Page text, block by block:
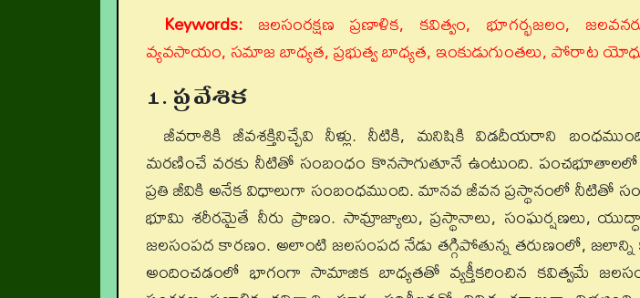
Keywords: జలసంరక్షణ ప్రణాళిక, కవిత్వం, భూగర్భజలం,
వ్యవసాయం, సమాజ బాధ్యత, ప్రభుత్వ బాధ్యత, ఇంకుడుగుంతలు, పోరాట
1. ప్రవేశిక
జీవరాశికి జీవశక్తినిచ్చేవి నీళ్లు. నీటికి, మనిషికి విడదీయరాని
మరణించే వరకు నీటితో సంబంధం కొనసాగుతూనే ఉంటుంది.
ప్రతి జీవికి అనేక విధాలుగా సంబంధముంది. మానవ జీవన ప్రస్థానంలో నీటితో
భూమి శరీరమైతే నీరు ప్రాణం. సామ్రాజ్యాలు, ప్రస్థానాలు, సంఘర్షణలు,
జలసంపద కారణం. అలాంటి జలసంపద నేడు తగ్గిపోతున్న తరుణంలో,
అందించడంలో భాగంగా సామాజిక బాధ్యతతో వ్యక్తీకరించిన కవిత్వమే